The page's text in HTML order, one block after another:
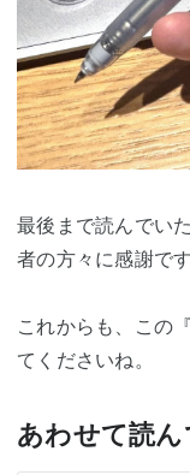
最後まで読んでい
者の方々に感謝です
これからも、この
てくださいね。
あわせて読